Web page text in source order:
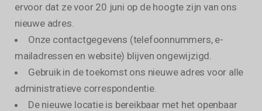
ervoor dat ze voor 20 juni op de hoogte zijn van ons
nieuwe adres.
Onze contactgegevens (telefoonnummers, e-
mailadressen en website) blijven ongewijzigd.
Gebruik in de toekomst ons nieuwe adres voor alle
administratieve correspondentie.
De nieuwe locatie is bereikbaar met het openbaar